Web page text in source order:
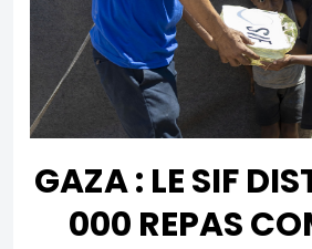
GAZA : LE SIF
000 REPAS